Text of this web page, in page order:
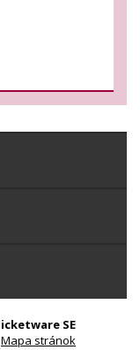
SE
Mapa stránok